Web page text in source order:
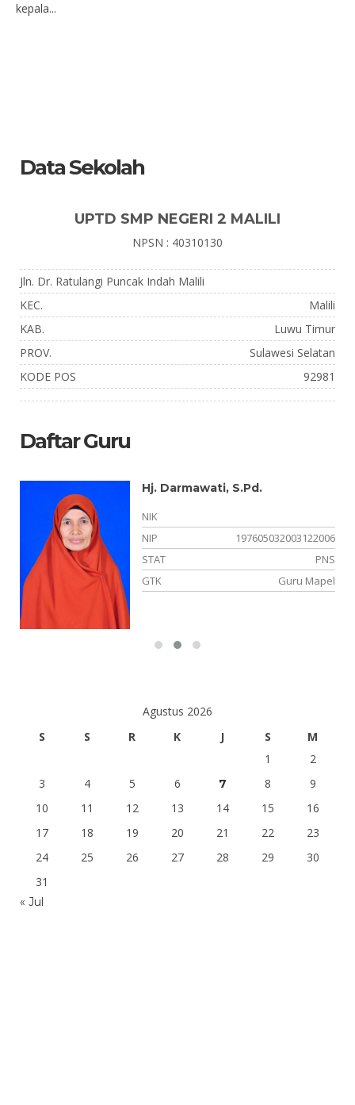
kepala...
Data Sekolah
UPTD SMP NEGERI 2 MALILI
NPSN : 40310130
Jln. Dr. Ratulangi Puncak Indah Malili
KEC.
Malili
KAB.
Luwu Timur
PROV.
Sulawesi Selatan
KODE POS
92981
Daftar Guru
Hj. Darmawati, S.Pd.
NIK
NIP
197605032003122006
STAT
PNS
GTK
Guru Mapel
Agustus 2026
S
S R K J S
M
1
2
3
4 5 6 7 8
9
10
11 12 13 14 15
16
17
18 19 20 21 22
23
24
25 26 27 28 29
30
31
« Jul